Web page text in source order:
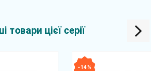
товари цієї серії
- 14 %